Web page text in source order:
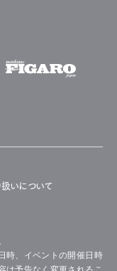
いについて
時、イベントの開催日時